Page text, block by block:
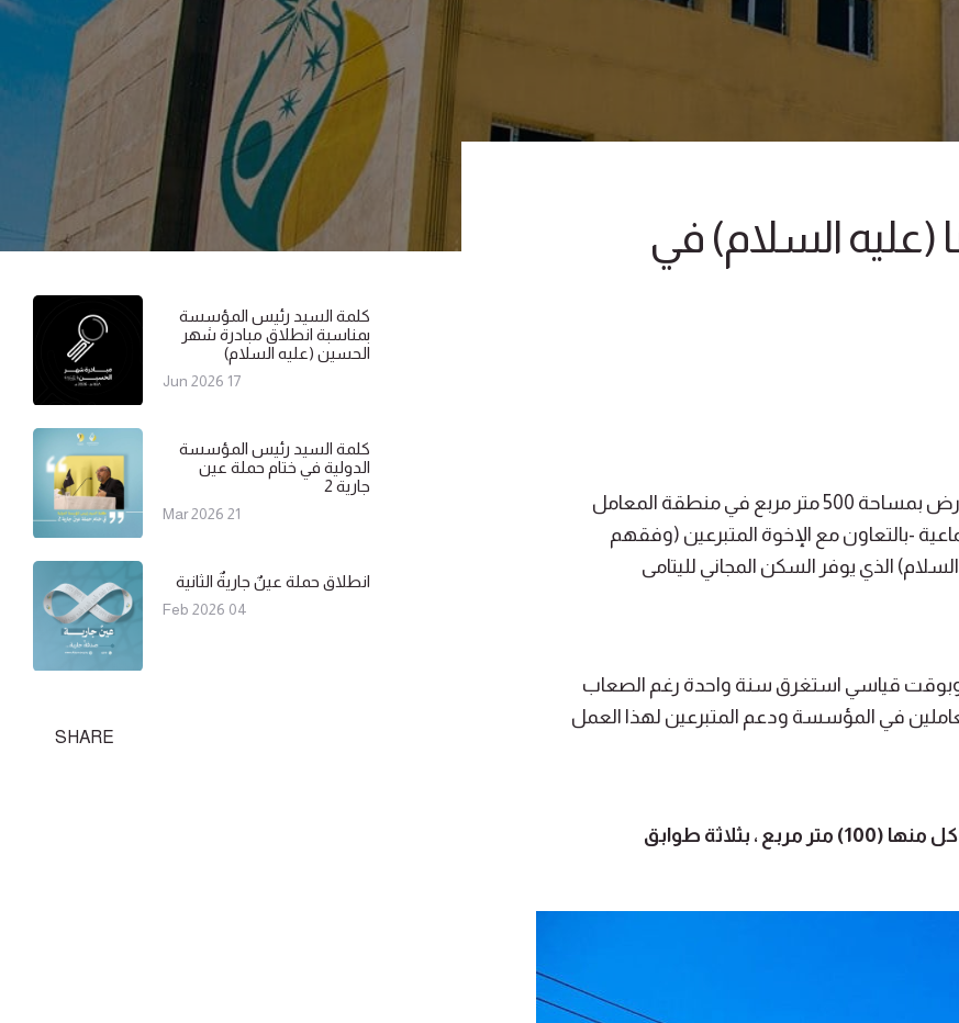
(عليه السلام) في
بعد أن خصص أحد المحسنين (وفقه الله) قطعة أرض بمساحة 500 متر مربع في منطقة المعامل
-بالتعاون مع الإخوة المتبرعين (وفقهم
السلام) الذي يوفر السكن المجاني لليتامى
بنجاح باهر وبوقت قياسي استغرق سنة واحدة رغم الصعاب
في المؤسسة ودعم المتبرعين لهذا العمل
.تضمن المجمع (12) وحدة سكنية بلغت مساحة كل منها (100) متر مربع ، بثلاثة طوابق
كلمة السيد رئيس المؤسسة
بمناسبة انطلاق مبادرة شهر
الحسين (عليه السلام)
17 Jun 2026
كلمة السيد رئيس المؤسسة
الدولية في ختام حملة عين
جارية 2
21 Mar 2026
انطلاق حملة عينٌ جاريةٌ الثانية
04 Feb 2026
SHARE